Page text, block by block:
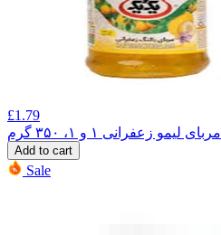
£1.79
مربای لیمو زعفرانی ۱ و ۱، ۳۵۰ گرم
Add to cart
Sale